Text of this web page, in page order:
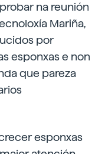
na reunión
Mariña,
por
esponxas e non
que pareza
esponxas